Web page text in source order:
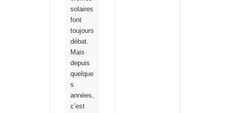
solaires
font
toujours
débat.
Mais
depuis
quelque
s
années,
c’est